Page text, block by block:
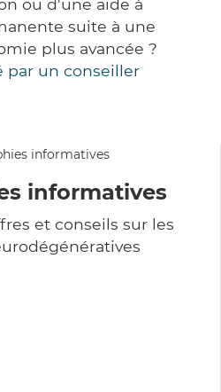
ou d'une aide à
suite à une
plus avancée ?
par un conseiller
informatives
et conseils sur les